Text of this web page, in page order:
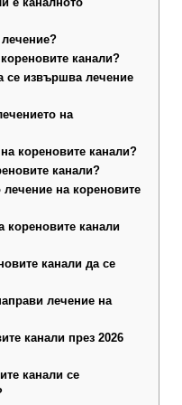
е каналното
канали?
се извършва лечение
на
кореновите канали?
канали?
на кореновите
кореновите канали
канали да се
лечение на
канали през 2026
канали се